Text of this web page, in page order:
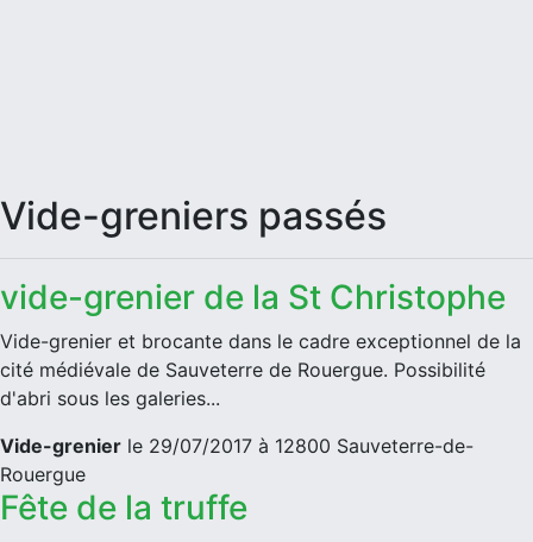
Vide-greniers passés
vide-grenier de la St Christophe
Vide-grenier et brocante dans le cadre exceptionnel de la
cité médiévale de Sauveterre de Rouergue. Possibilité
d'abri sous les galeries...
Vide-grenier le 29/07/2017 à 12800 Sauveterre-de-
Rouergue
Fête de la truffe